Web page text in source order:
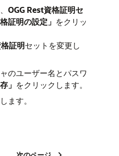
OGG Rest資格証明セ
格証明の設定」 をクリッ
証明セットを変更し
のユーザー名とパスワ
」 をクリックします。
ます。